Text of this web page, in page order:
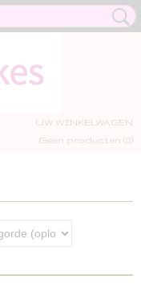
UW WINKELWAGEN
Geen producten (0)